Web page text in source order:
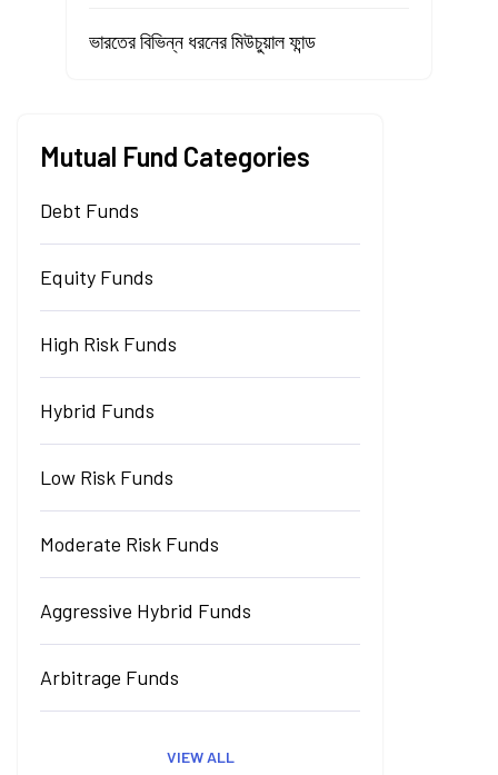
ভারতের বিভিন্ন ধরনের মিউচুয়াল ফান্ড
Mutual Fund Categories
Debt Funds
Equity Funds
High Risk Funds
Hybrid Funds
Low Risk Funds
Moderate Risk Funds
Aggressive Hybrid Funds
Arbitrage Funds
VIEW ALL